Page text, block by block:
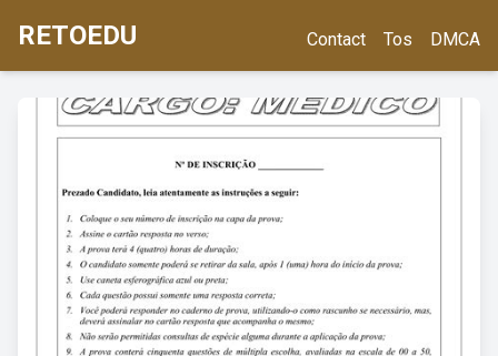
RETOEDU Contact Tos DMCA